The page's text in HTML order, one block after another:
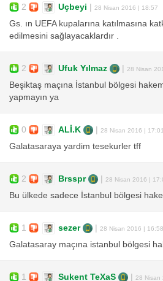
2 Uçbeyi | 28 Nisan 2016 | 18:57
Gs. ın UEFA kupalarına katılmasına
edilmesini sağlayacaklardır .
2 Ufuk Yılmaz | 28 Nisan
Beşiktaş maçına İstanbul bölgesi
yapmayın ya
0 ALİ.K | 28 Nisan 2016 | 17:01
Galatasaraya yardim tesekurler tff
2 Brsspr | 28 Nisan 2016 |
Bu ülkede sadece İstanbul bölgesi
1 sezer | 28 Nisan 2016 | 16:58
Galatasaray maçına istanbul bölgesi
1 Sukent TeXaS | 28 Nisan